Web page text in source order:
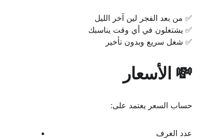
✅ من بعد الفجر لين آخر الليل
✅ يشتغلون في أي وقت يناسبك
✅ شغل سريع وبدون تأخير
💸 الأسعار
حساب السعر يعتمد على:
عدد الغرف